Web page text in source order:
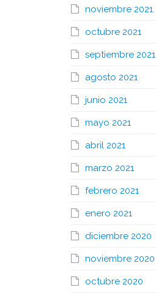
noviembre 2021
octubre 2021
septiembre 2021
agosto 2021
junio 2021
mayo 2021
abril 2021
marzo 2021
febrero 2021
enero 2021
diciembre 2020
noviembre 2020
octubre 2020